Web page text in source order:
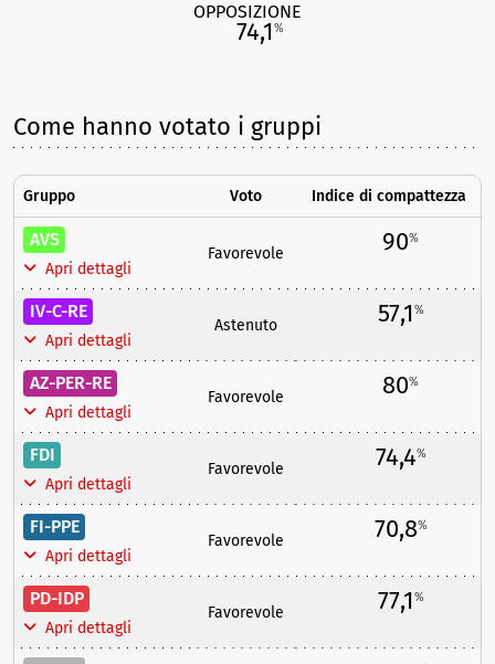
OPPOSIZIONE
74,1%
Come hanno votato i gruppi
Gruppo Voto Indice di compattezza
AVS
Apri dettagli
Favorevole 90%
IV-C-RE
Apri dettagli
Astenuto 57,1%
AZ-PER-RE
Apri dettagli
Favorevole 80%
FDI
Apri dettagli
Favorevole 74,4%
FI-PPE
Apri dettagli
Favorevole 70,8%
PD-IDP
Apri dettagli
Favorevole 77,1%